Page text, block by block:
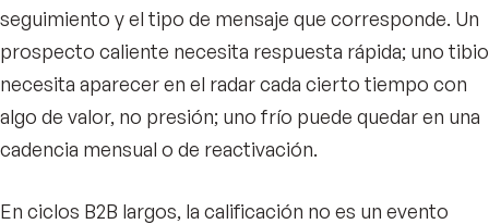
seguimiento y el tipo de mensaje que corresponde. Un
prospecto caliente necesita respuesta rápida; uno tibio
necesita aparecer en el radar cada cierto tiempo con
algo de valor, no presión; uno frío puede quedar en una
cadencia mensual o de reactivación.
En ciclos B2B largos, la calificación no es un evento